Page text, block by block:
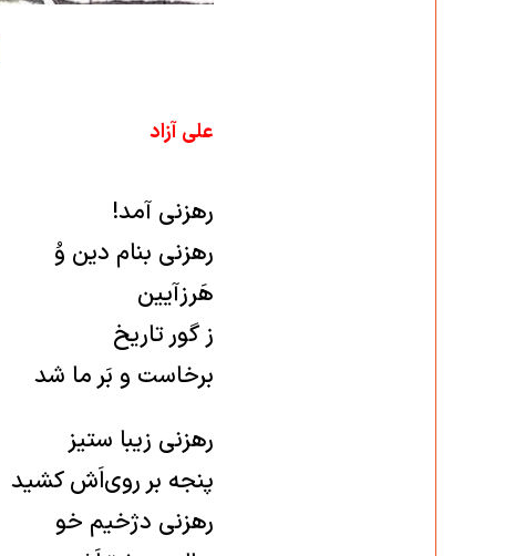
علی آزاد
رهزنی آمد!
رهزنی بنام دین وُ
هَرزآیین
ز گور تاریخ
برخاست و بَر ما شد
رهزنی زیبا ستیز
پنجه بر روی‌اَش کشید
رهزنی دژخیم خو